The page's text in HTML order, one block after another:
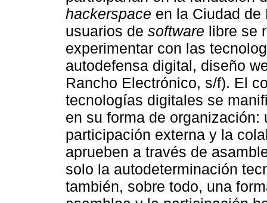
hackerspace en la Ciudad
usuarios de software libre se
experimentar con las
autodefensa digital, diseño
Rancho Electrónico, s/f). El
tecnologías digitales se
en su forma de
participación externa y la
aprueben a través de
solo la autodeterminación
también, sobre todo, una